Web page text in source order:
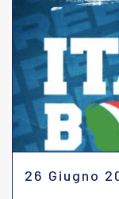
26 Giugno